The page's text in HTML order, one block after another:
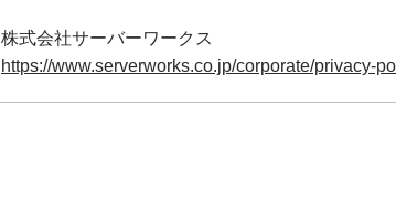
https://www.serverworks.co.jp/corporate/privacy-